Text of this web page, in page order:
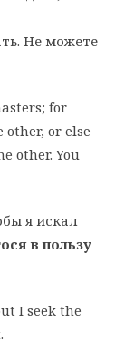
Не можете
for
or else
other. You
я искал
в пользу
I seek the
.